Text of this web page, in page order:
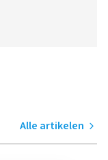
Alle artikelen